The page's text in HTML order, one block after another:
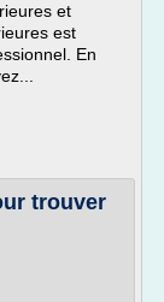
et
est
En
trouver